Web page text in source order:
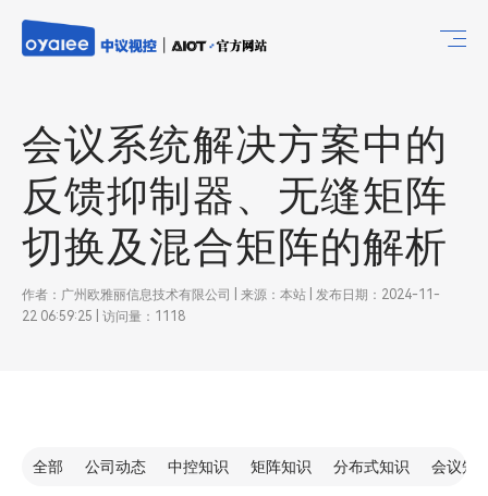
会议系统解决方案中的
反馈抑制器、无缝矩阵
切换及混合矩阵的解析
作者：广州欧雅丽信息技术有限公司 | 来源：本站 | 发布日期：2024-11-
22 06:59:25 | 访问量：1118
全部 公司动态 中控知识 矩阵知识 分布式知识 会议知